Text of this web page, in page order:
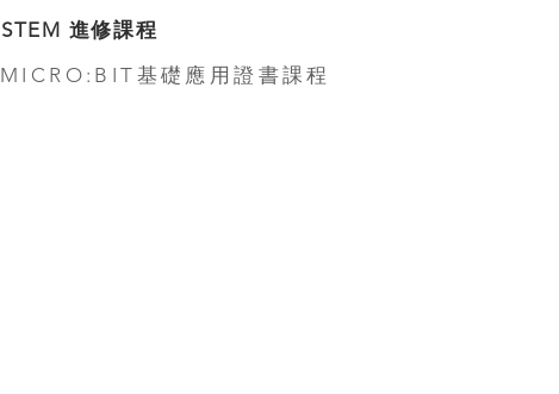
STEM 進修課程
MICRO:BIT基礎應用證書課程